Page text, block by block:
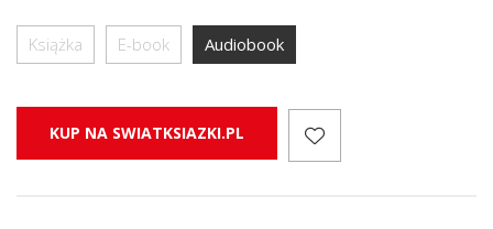
Książka E-book Audiobook
KUP NA SWIATKSIAZKI.PL